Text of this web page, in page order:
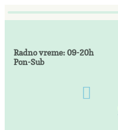
Radno vreme: 09-20h
Pon-Sub
